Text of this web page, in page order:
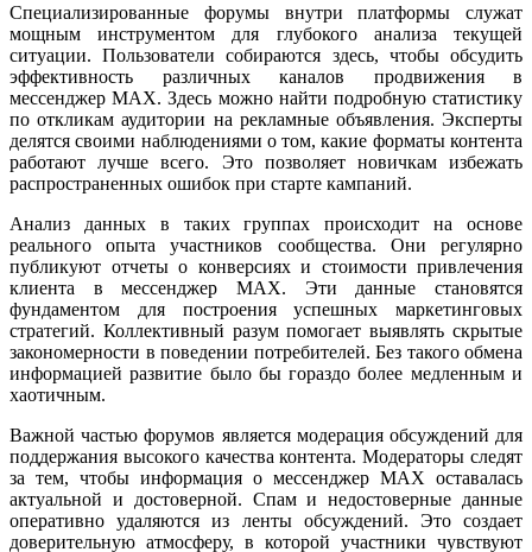
Специализированные форумы внутри платформы служат
мощным инструментом для глубокого анализа текущей
ситуации. Пользователи собираются здесь, чтобы обсудить
эффективность различных каналов продвижения в
мессенджер MAX. Здесь можно найти подробную статистику
по откликам аудитории на рекламные объявления. Эксперты
делятся своими наблюдениями о том, какие форматы контента
работают лучше всего. Это позволяет новичкам избежать
распространенных ошибок при старте кампаний.
Анализ данных в таких группах происходит на основе
реального опыта участников сообщества. Они регулярно
публикуют отчеты о конверсиях и стоимости привлечения
клиента в мессенджер MAX. Эти данные становятся
фундаментом для построения успешных маркетинговых
стратегий. Коллективный разум помогает выявлять скрытые
закономерности в поведении потребителей. Без такого обмена
информацией развитие было бы гораздо более медленным и
хаотичным.
Важной частью форумов является модерация обсуждений для
поддержания высокого качества контента. Модераторы следят
за тем, чтобы информация о мессенджер MAX оставалась
актуальной и достоверной. Спам и недостоверные данные
оперативно удаляются из ленты обсуждений. Это создает
доверительную атмосферу, в которой участники чувствуют